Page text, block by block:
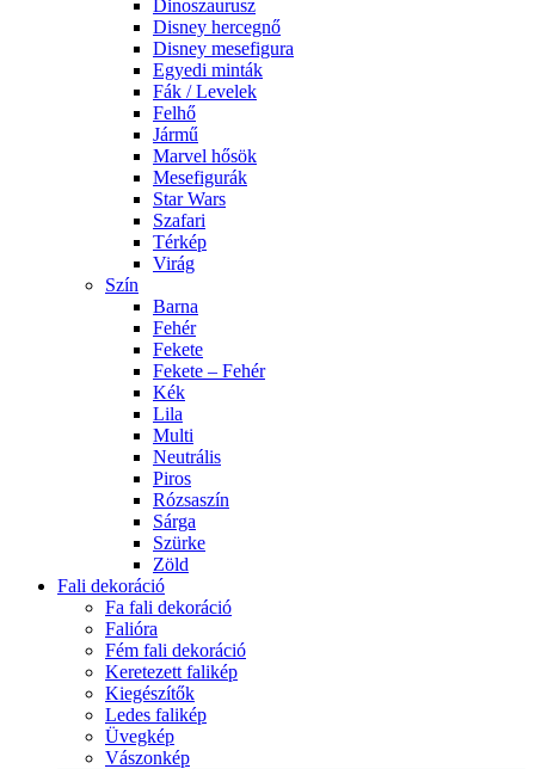
Dinoszaurusz
Disney hercegnő
Disney mesefigura
Egyedi minták
Fák / Levelek
Felhő
Jármű
Marvel hősök
Mesefigurák
Star Wars
Szafari
Térkép
Virág
Szín
Barna
Fehér
Fekete
Fekete – Fehér
Kék
Lila
Multi
Neutrális
Piros
Rózsaszín
Sárga
Szürke
Zöld
Fali dekoráció
Fa fali dekoráció
Falióra
Fém fali dekoráció
Keretezett falikép
Kiegészítők
Ledes falikép
Üvegkép
Vászonkép